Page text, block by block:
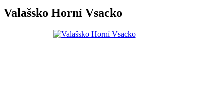
Valašsko Horní Vsacko